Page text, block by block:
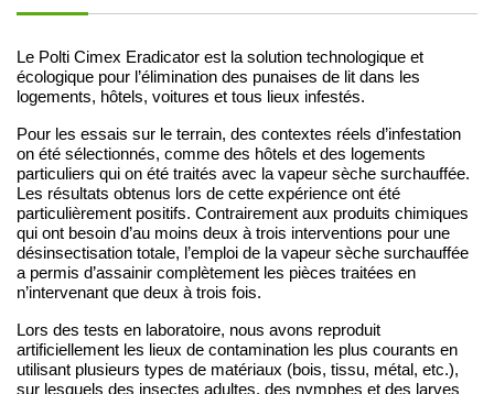
Le Polti Cimex Eradicator est la solution technologique et
écologique pour l’élimination des punaises de lit dans les
logements, hôtels, voitures et tous lieux infestés.
Pour les essais sur le terrain, des contextes réels d’infestation
on été sélectionnés, comme des hôtels et des logements
particuliers qui on été traités avec la vapeur sèche surchauffée.
Les résultats obtenus lors de cette expérience ont été
particulièrement positifs. Contrairement aux produits chimiques
qui ont besoin d’au moins deux à trois interventions pour une
désinsectisation totale, l’emploi de la vapeur sèche surchauffée
a permis d’assainir complètement les pièces traitées en
n’intervenant que deux à trois fois.
Lors des tests en laboratoire, nous avons reproduit
artificiellement les lieux de contamination les plus courants en
utilisant plusieurs types de matériaux (bois, tissu, métal, etc.),
sur lesquels des insectes adultes, des nymphes et des larves